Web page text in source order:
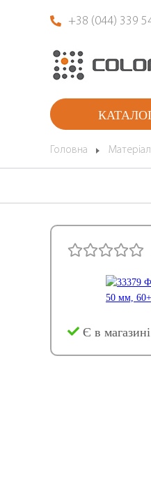
+38 (044) 339
Головна
Є в магазині